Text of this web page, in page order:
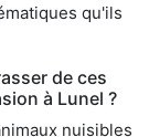
qu'ils
de ces
à Lunel ?
nuisibles